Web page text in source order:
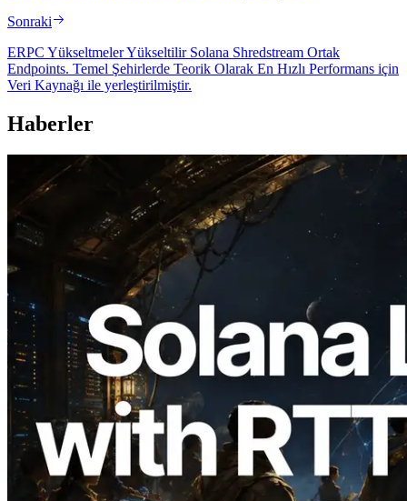
Sonraki
ERPC Yükseltmeler Yükseltilir Solana Shredstream Ortak
Endpoints. Temel Şehirlerde Teorik Olarak En Hızlı Performans için
Veri Kaynağı ile yerleştirilmiştir.
Haberler
2026.08.05
ERPC, Solana Leader Slot API'yi 7
küresel bölgeden ping ölçümüyle
genişletti — Validators Information API
de yayında